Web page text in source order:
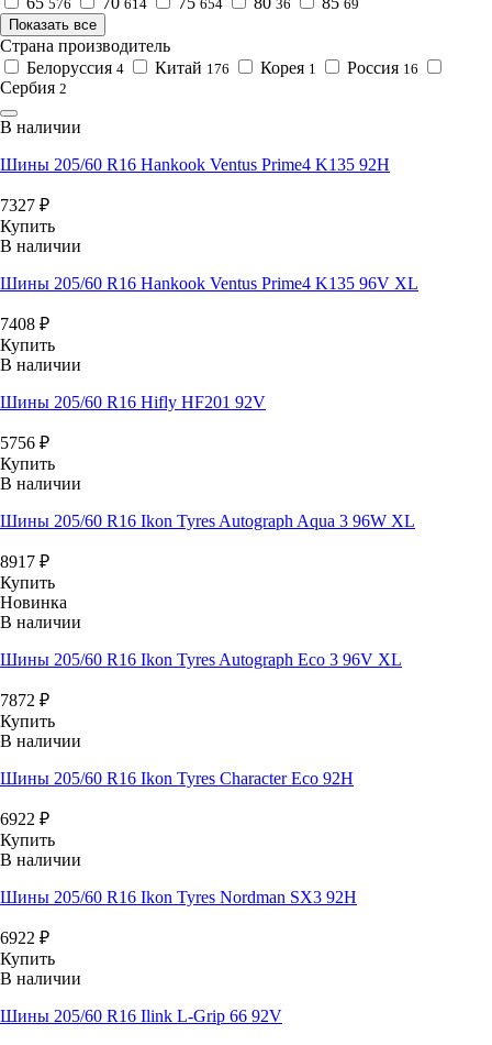
576 614 654 36
69
Показать все
Страна производитель
Белоруссия 4 Китай 176 Корея 1 Россия 16
Сербия 2
В наличии
Шины 205/60 R16 Hankook Ventus Prime4 K135 92H
7327 ₽
Купить
В наличии
Шины 205/60 R16 Hankook Ventus Prime4 K135 96V XL
7408 ₽
Купить
В наличии
Шины 205/60 R16 Hifly HF201 92V
5756 ₽
Купить
В наличии
Шины 205/60 R16 Ikon Tyres Autograph Aqua 3 96W XL
8917 ₽
Купить
Новинка
В наличии
Шины 205/60 R16 Ikon Tyres Autograph Eco 3 96V XL
7872 ₽
Купить
В наличии
Шины 205/60 R16 Ikon Tyres Character Eco 92H
6922 ₽
Купить
В наличии
Шины 205/60 R16 Ikon Tyres Nordman SX3 92H
6922 ₽
Купить
В наличии
Шины 205/60 R16 Ilink L-Grip 66 92V